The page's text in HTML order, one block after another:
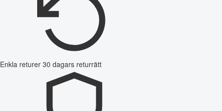
Enkla returer 30 dagars returrätt